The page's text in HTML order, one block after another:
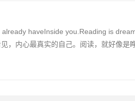
haveInside you.Reading is
内心最真实的自己。阅读，就好像是